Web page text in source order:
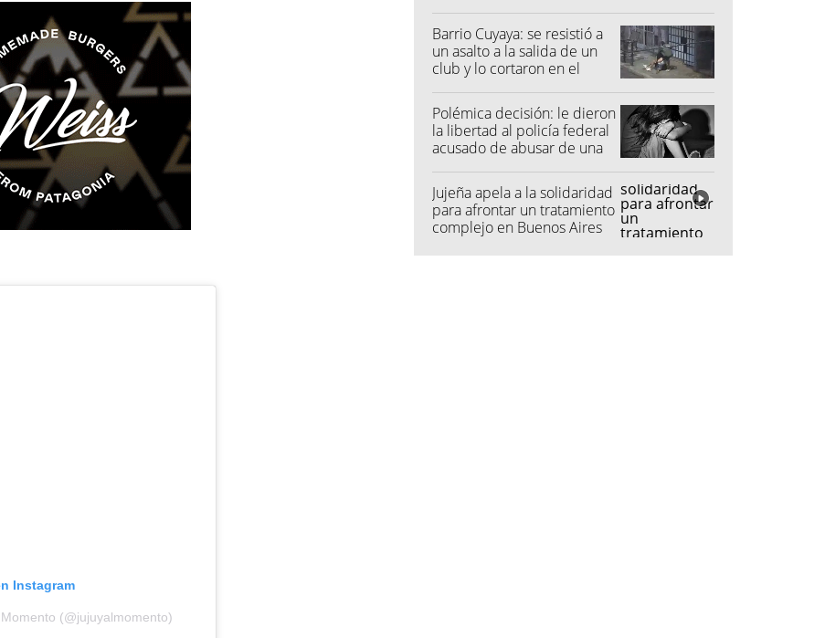
Instagram
(@jujuyalmomento)
Barrio Cuyaya: se resistió a
un asalto a la salida de un
club y lo cortaron en el
Polémica decisión: le dieron
la libertad al policía federal
acusado de abusar de una
Jujeña apela a la solidaridad
para afrontar un tratamiento
complejo en Buenos Aires